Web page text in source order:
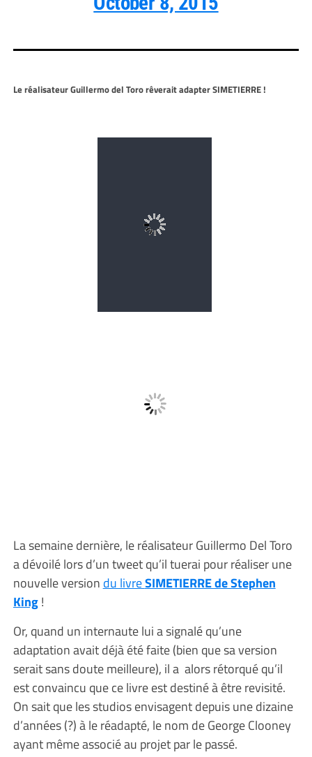
Le réalisateur Guillermo del Toro rêverait adapter SIMETIERRE !
La semaine dernière, le réalisateur Guillermo Del Toro
a dévoilé lors d’un tweet qu’il tuerai pour réaliser une
nouvelle version du livreSIMETIERRE de Stephen
King!
Or, quand un internaute lui a signalé qu’une
adaptation avait déjà été faite (bien que sa version
serait sans doute meilleure), il a alors rétorqué qu’il
est convaincu que ce livre est destiné à être revisité.
On sait que les studios envisagent depuis une dizaine
d’années (?) à le réadapté, le nom de George Clooney
ayant même associé au projet par le passé.